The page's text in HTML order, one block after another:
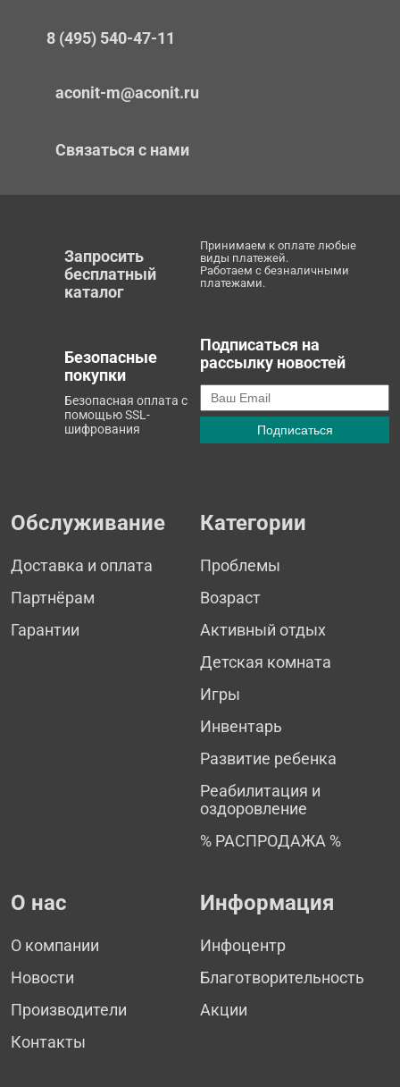
8 (495) 540-47-11
aconit-m@aconit.ru
Связаться с нами
Запросить
бесплатный
каталог
Принимаем к оплате любые
виды платежей.
Работаем с безналичными
платежами.
Безопасные
покупки
Безопасная оплата с
помощью SSL-
шифрования
Подписаться на
рассылку новостей
Обслуживание
Доставка и оплата
Партнёрам
Гарантии
Категории
Проблемы
Возраст
Активный отдых
Детская комната
Игры
Инвентарь
Развитие ребенка
Реабилитация и
оздоровление
% РАСПРОДАЖА %
О нас
О компании
Новости
Производители
Контакты
Информация
Инфоцентр
Благотворительность
Акции